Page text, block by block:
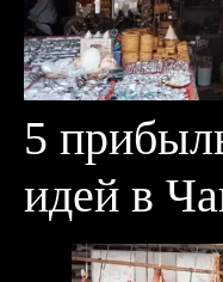
5
идей в